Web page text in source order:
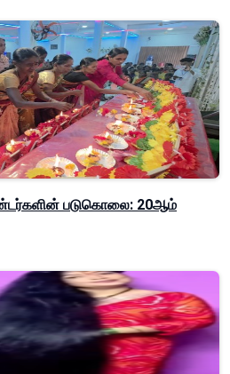
படுகொலை: 20ஆம்